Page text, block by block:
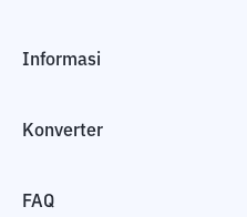
Informasi
Konverter
FAQ